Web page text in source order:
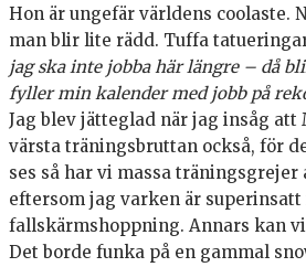
Hon är ungefär världens coolaste.
man blir lite rädd. Tuffa
jag ska inte jobba här längre – då
fyller min kalender med jobb på
Jag blev jätteglad när jag insåg
värsta träningsbruttan också, för
ses så har vi massa träningsgrejer
eftersom jag varken är
fallskärmshoppning. Annars kan
Det borde funka på en gammal